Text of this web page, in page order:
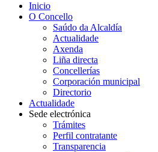
Inicio
O Concello
Saúdo da Alcaldía
Actualidade
Axenda
Liña directa
Concellerías
Corporación municipal
Directorio
Actualidade
Sede electrónica
Trámites
Perfil contratante
Transparencia